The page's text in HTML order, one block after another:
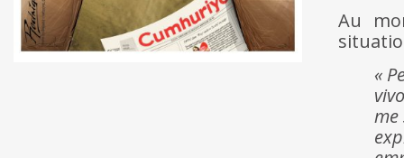
Au
«
me